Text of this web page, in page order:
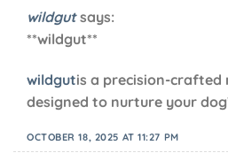
wildgut says:
**wildgut**
wildgutis a precision-
designed to nurture your
OCTOBER 18, 2025 AT 11:27 PM